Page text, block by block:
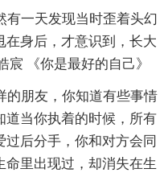
有一天发现当时歪着头幻
身后，才意识到，长大
《你是最好的自己》
的朋友，你知道有些事情
道当你执着的时候，所有
后分手，你和对方会同
里出现过，却消失在生